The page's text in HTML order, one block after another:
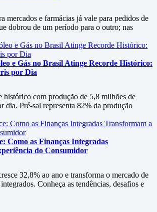
mercados e farmácias já vale para pedidos de
dobrou de um período para o outro; nas
e Gás no Brasil Atinge Recorde Histórico:
por Dia
histórico com produção de 5,8 milhões de
dia. Pré-sal representa 82% da produção
Como as Finanças Integradas
do Consumidor
32,8% ao ano e transforma o mercado de
Conheça as tendências, desafios e